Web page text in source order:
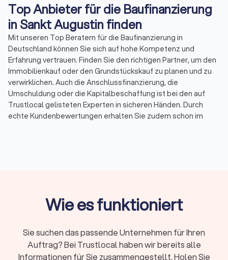
Top Anbieter für die Baufinanzierung
in Sankt Augustin finden
Mit unseren Top Beratern für die Baufinanzierung in
Deutschland können Sie sich auf hohe Kompetenz und
Erfahrung vertrauen. Finden Sie den richtigen Partner, um den
Immobilienkauf oder den Grundstückskauf zu planen und zu
verwirklichen. Auch die Anschlussfinanzierung, die
Umschuldung oder die Kapitalbeschaffung ist bei den auf
Trustlocal gelisteten Experten in sicheren Händen. Durch
echte Kundenbewertungen erhalten Sie zudem schon im
sondern auch die gewünschte Dienstleistung lässt sich
in Deutschland erste Hinweise auf das Portfolio erhalten. Eine
kostenlose Erstberatung, eine Spezialisierung auf
Immobilienfinanzierungen oder Anschlussfinanzierungen, die
Wie es funktioniert
Sie suchen das passende Unternehmen für Ihren
Auftrag? Bei Trustlocal haben wir bereits alle
Informationen für Sie zusammengestellt. Holen Sie